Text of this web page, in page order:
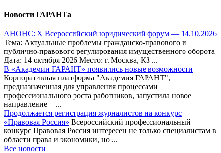
Новости ГАРАНТа
АНОНС: Х Всероссийский юридический форум — 14.10.2026
Тема: Актуальные проблемы гражданско-правового и
публично-правового регулирования имущественного оборота
Дата: 14 октября 2026 Место: г. Москва, КЗ ...
В «Академии ГАРАНТ» появились новые возможности
Корпоративная платформа "Академия ГАРАНТ",
предназначенная для управления процессами
профессионального роста работников, запустила новое
направление – ...
Продолжается регистрация журналистов на конкурс
«Правовая Россия» Всероссийский профессиональный
конкурс Правовая Россия интересен не только специалистам в
области права и экономики, но ...
Все новости